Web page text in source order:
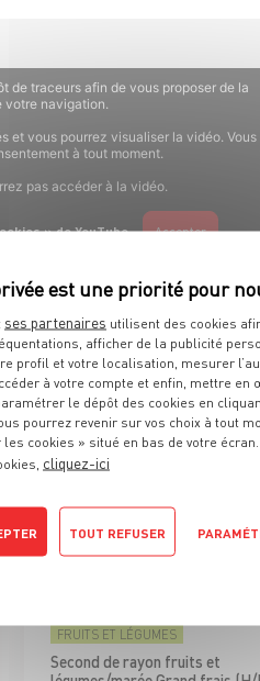
de traceurs afin de vous proposer de la
votre navigation.
et vous pourrez visualiser la vidéo. Vous
à tout moment.
pas accéder à la vidéo.
» de YouTube Accepter
EN
FRUITS ET LÉGUMES
Second de rayon fruits et
ses partenaires utilisent des cookies
afficher de la publicité
profil et votre localisation, mesurer
à votre compte et enfin, mettre en
le dépôt des cookies en
pourrez revenir sur vos choix à tout
cookies » situé en bas de votre
cliquez-ici
TOUT REFUSER